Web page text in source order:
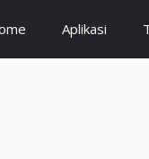
Aplikasi